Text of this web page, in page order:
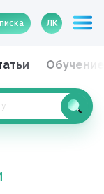
ЛК
Обучение